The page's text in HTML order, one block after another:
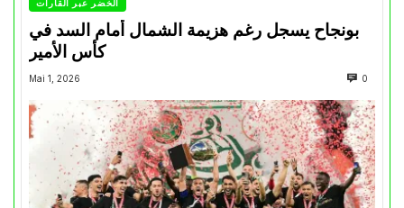
الخضر عبر القارات
بونجاح يسجل رغم هزيمة الشمال أمام السد في
كأس الأمير
Mai 1, 2026 0